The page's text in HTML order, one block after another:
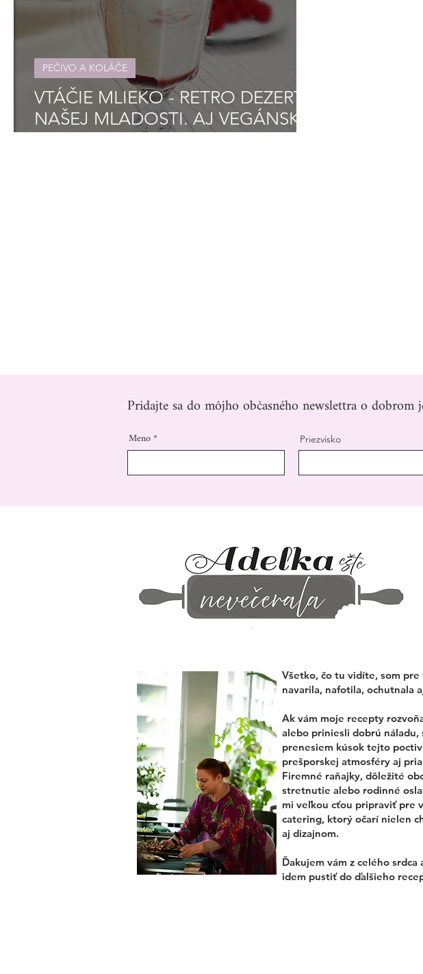
VTÁČIE MLIEKO - RETRO DEZERT
NAŠEJ MLADOSTI. AJ VEGÁNSKA
PEČIVO A KOLÁČE
Pridajte sa do môjho občasného newslettra o dobrom
Meno Priezvisko
Všetko, čo tu vidíte, som pre
navarila, nafotila, ochutnala
Ak vám moje recepty
alebo priniesli dobrú náladu,
prenesiem kúsok tejto
prešporskej atmosféry aj
Firemné raňajky, dôležité
stretnutie alebo rodinné
mi veľkou cťou pripraviť pre
catering, ktorý očarí nielen
aj dizajnom.
Ďakujem vám z celého srdca
idem pustiť do ďalšieho